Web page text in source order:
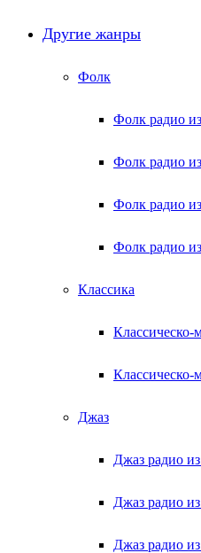
Другие жанры
Фолк
Фолк радио
Фолк радио
Фолк радио
Фолк радио
Классика
Классическо-
Классическо-
Джаз
Джаз радио
Джаз радио
Джаз радио